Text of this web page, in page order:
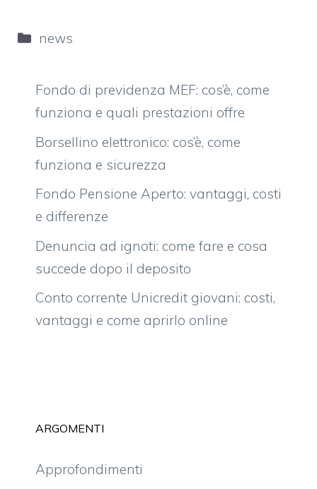
Categorie
news
Fondo di previdenza MEF: cos’è, come
funziona e quali prestazioni offre
Borsellino elettronico: cos’è, come
funziona e sicurezza
Fondo Pensione Aperto: vantaggi, costi
e differenze
Denuncia ad ignoti: come fare e cosa
succede dopo il deposito
Conto corrente Unicredit giovani: costi,
vantaggi e come aprirlo online
ARGOMENTI
Approfondimenti